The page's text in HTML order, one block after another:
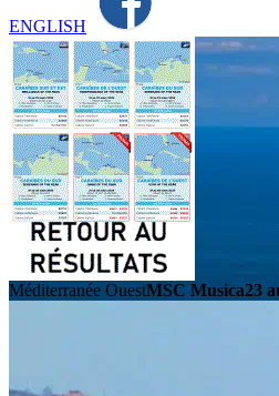
ENGLISH
Méditerranée OuestMSC Musica23